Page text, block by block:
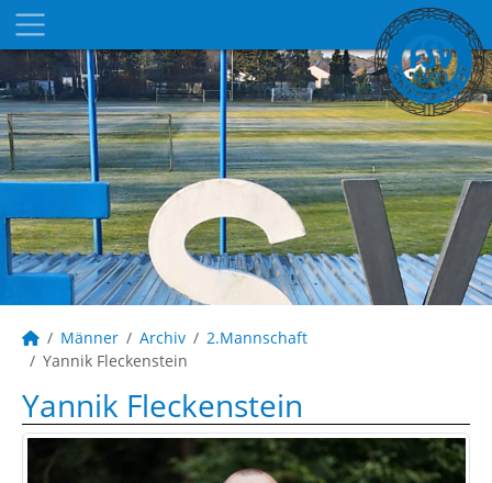
Männer Archiv
2.Mannschaft
Yannik Fleckenstein
Yannik Fleckenstein